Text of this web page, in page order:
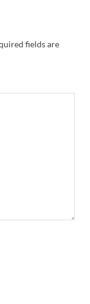
fields are